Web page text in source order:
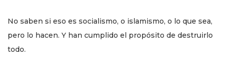
No saben si eso es socialismo, o islamismo, o lo que sea,
pero lo hacen. Y han cumplido el propósito de destruirlo
todo.